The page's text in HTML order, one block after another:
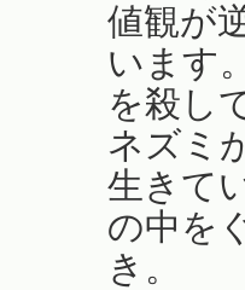
値観が
います
を殺し
ネズミ
生きて
の中を
き。